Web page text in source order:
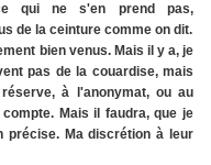
qui ne s'en prend pas,
de la ceinture comme on dit.
bien venus. Mais il y a, je
pas de la couardise, mais
à l'anonymat, ou au
Mais il faudra, que je
précise. Ma discrétion à leur